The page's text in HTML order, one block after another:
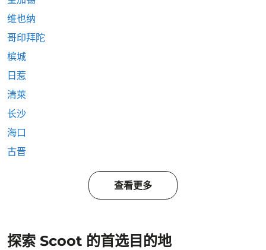
维也纳
哥印拜陀
槟城
日惹
清萊
长沙
海口
古晋
查看更多
探索 Scoot 的首选目的地